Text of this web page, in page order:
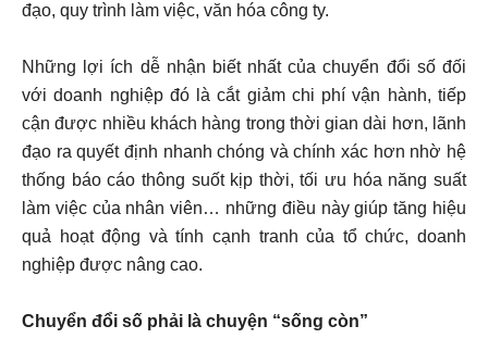
đạo, quy trình làm việc, văn hóa công ty.
Những lợi ích dễ nhận biết nhất của chuyển đổi số đối
với doanh nghiệp đó là cắt giảm chi phí vận hành, tiếp
cận được nhiều khách hàng trong thời gian dài hơn, lãnh
đạo ra quyết định nhanh chóng và chính xác hơn nhờ hệ
thống báo cáo thông suốt kịp thời, tối ưu hóa năng suất
làm việc của nhân viên… những điều này giúp tăng hiệu
quả hoạt động và tính cạnh tranh của tổ chức, doanh
nghiệp được nâng cao.
Chuyển đổi số phải là chuyện “sống còn”